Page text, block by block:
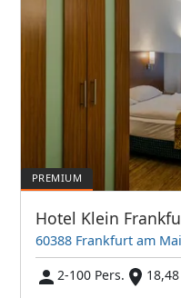
Hotel Klein
60388 Frankfurt am
2-100 Pers.